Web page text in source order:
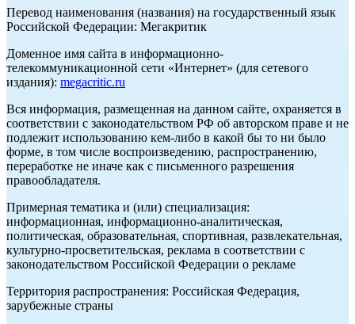
Перевод наименования (названия) на государственный язык
Российской Федерации: Мегакритик
Доменное имя сайта в информационно-
телекоммуникационной сети «Интернет» (для сетевого
издания): megacritic.ru
Вся информация, размещенная на данном сайте, охраняется в
соответствии с законодательством РФ об авторском праве и не
подлежит использованию кем-либо в какой бы то ни было
форме, в том числе воспроизведению, распространению,
переработке не иначе как с письменного разрешения
правообладателя.
Примерная тематика и (или) специализация:
информационная, информационно-аналитическая,
политическая, образовательная, спортивная, развлекательная,
культурно-просветительская, реклама в соответствии с
законодательством Российской Федерации о рекламе
Территория распространения: Российская Федерация,
зарубежные страны